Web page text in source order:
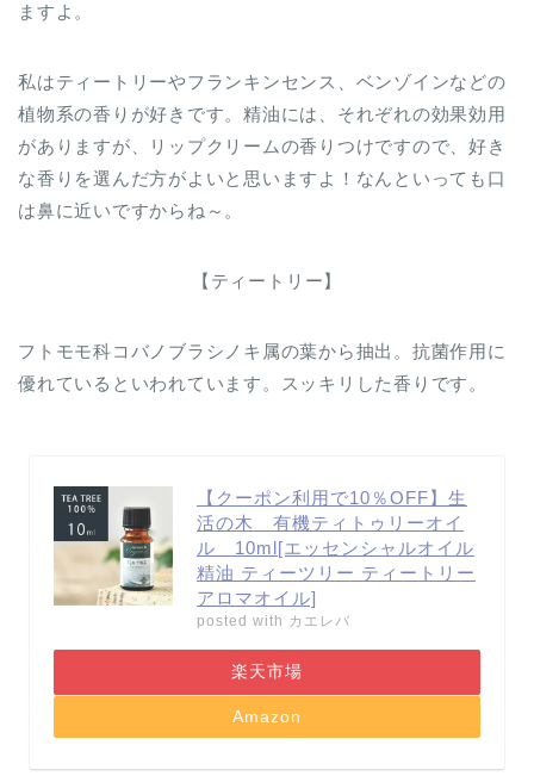
ますよ。
私はティートリーやフランキンセンス、ベンゾインなどの
植物系の香りが好きです。精油には、それぞれの効果効用
がありますが、リップクリームの香りつけですので、好き
な香りを選んだ方がよいと思いますよ！なんといっても口
は鼻に近いですからね～。
【ティートリー】
フトモモ科コバノブラシノキ属の葉から抽出。抗菌作用に
優れているといわれています。スッキリした香りです。
【クーポン利用で10％OFF】生
活の木 有機ティトゥリーオイ
ル 10ml[エッセンシャルオイル
精油 ティーツリー ティートリー
アロマオイル]
posted with カエレバ
楽天市場
Amazon